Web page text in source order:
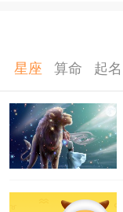
星座 算命 起名